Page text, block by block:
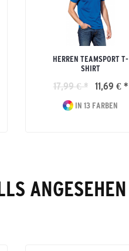
HERREN TEAMSPORT T-
SHIRT
17,99 € * 11,69 € *
IN 13 FARBEN
ANGESEHEN